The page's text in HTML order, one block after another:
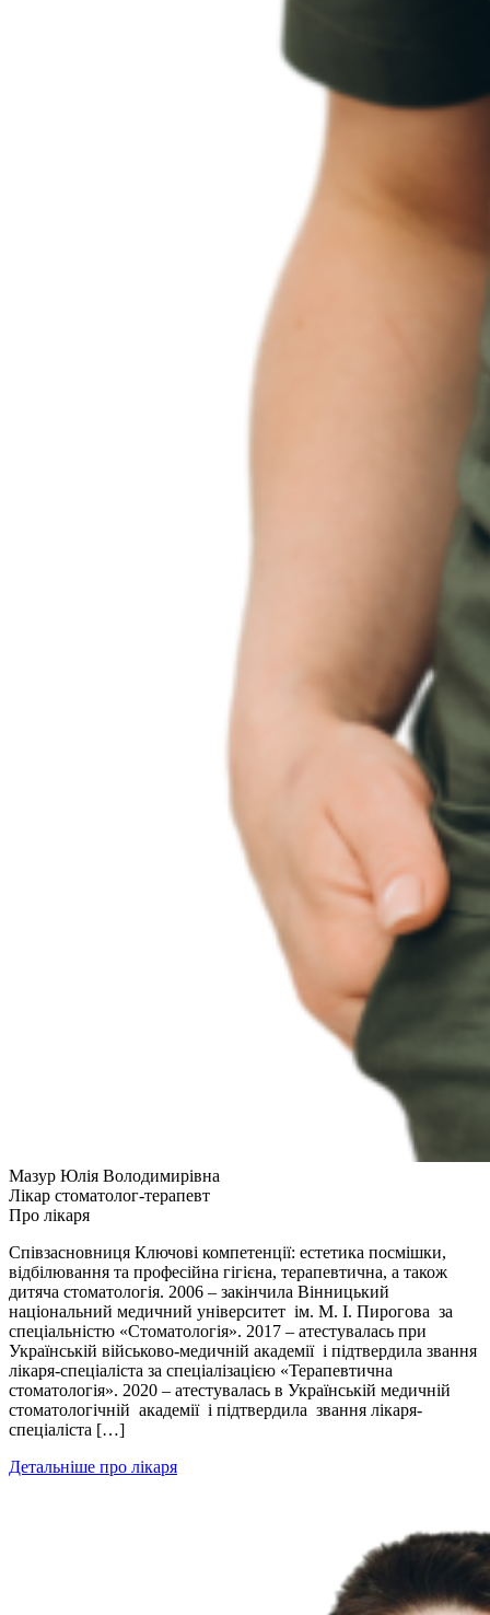
Мазур Юлія Володимирівна
Лікар стоматолог-терапевт
Про лікаря
Співзасновниця Ключові компетенції: естетика посмішки,
відбілювання та професійна гігієна, терапевтична, а також
дитяча стоматологія. 2006 – закінчила Вінницький
національний медичний університет ім. М. І. Пирогова за
спеціальністю «Стоматологія». 2017 – атестувалась при
Українській військово-медичній академії і підтвердила звання
лікаря-спеціаліста за спеціалізацією «Терапевтична
стоматологія». 2020 – атестувалась в Українській медичній
стоматологічній академії і підтвердила звання лікаря-
спеціаліста […]
Детальніше про лікаря